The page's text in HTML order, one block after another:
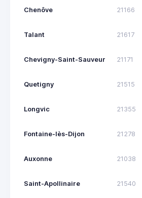
Chenôve 21166
Talant 21617
Chevigny-Saint-Sauveur 21171
Quetigny 21515
Longvic 21355
Fontaine-lès-Dijon 21278
Auxonne 21038
Saint-Apollinaire 21540